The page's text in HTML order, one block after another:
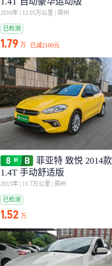
2016年 12.05万公里 郑州
已检测
1.79 万 已减2100元
菲亚特 致悦 2014款
1.4T 手动舒适版
2015年 11.7万公里 郑州
已检测
1.52 万